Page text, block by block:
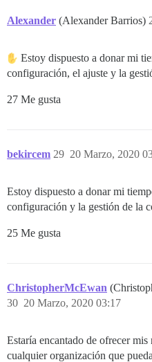
Alexander (Alexander Barrios)
Estoy dispuesto a donar mi
configuración, el ajuste y la
27 Me gusta
bekircem 20 Marzo, 2020
29
Estoy dispuesto a donar mi
configuración y la gestión de la
25 Me gusta
ChristopherMcEwan
20 Marzo, 2020 03:17
30
Estaría encantado de ofrecer
cualquier organización que